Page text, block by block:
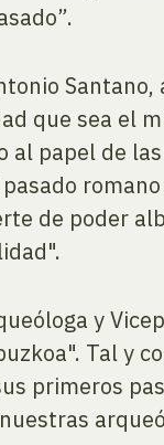
que sea el
al papel de
de poder
y
Tal y
primeros